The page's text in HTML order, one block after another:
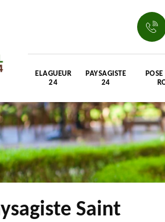
ELAGUEUR
24
PAYSAGISTE
24
Saint